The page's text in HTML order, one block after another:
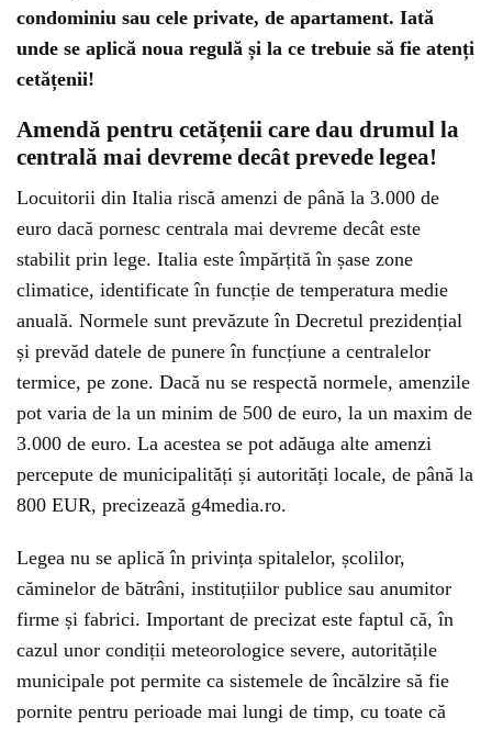
condominiu sau cele private, de apartament. Iată
unde se aplică noua regulă și la ce trebuie să fie atenți
cetățenii!
Amendă pentru cetățenii care dau drumul la
centrală mai devreme decât prevede legea!
Locuitorii din Italia riscă amenzi de până la 3.000 de
euro dacă pornesc centrala mai devreme decât este
stabilit prin lege. Italia este împărțită în șase zone
climatice, identificate în funcție de temperatura medie
anuală. Normele sunt prevăzute în Decretul prezidențial
și prevăd datele de punere în funcțiune a centralelor
termice, pe zone. Dacă nu se respectă normele, amenzile
pot varia de la un minim de 500 de euro, la un maxim de
3.000 de euro. La acestea se pot adăuga alte amenzi
percepute de municipalități și autorități locale, de până la
800 EUR, precizează g4media.ro.
Legea nu se aplică în privința spitalelor, școlilor,
căminelor de bătrâni, instituțiilor publice sau anumitor
firme și fabrici. Important de precizat este faptul că, în
cazul unor condiții meteorologice severe, autoritățile
municipale pot permite ca sistemele de încălzire să fie
pornite pentru perioade mai lungi de timp, cu toate că